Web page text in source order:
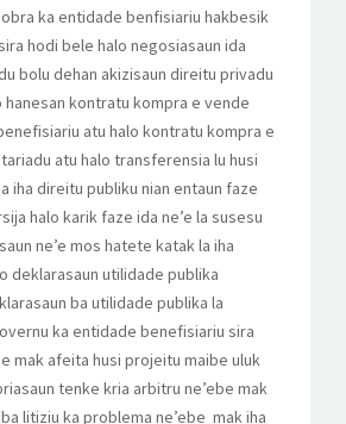
obra ka entidade benfisiariu hakbesik
hodi bele halo negosiasaun ida
bolu dehan akizisaun direitu privadu
hanesan kontratu kompra e vende
atu halo kontratu kompra e
atu halo transferensia lu husi
iha direitu publiku nian entaun faze
halo karik faze ida ne’e la susesu
ne’e mos hatete katak la iha
deklarasaun utilidade publika
ba utilidade publika la
ka entidade benefisiariu sira
mak afeita husi projeitu maibe uluk
tenke kria arbitru ne’ebe mak
litiziu ka problema ne’ebe mak iha